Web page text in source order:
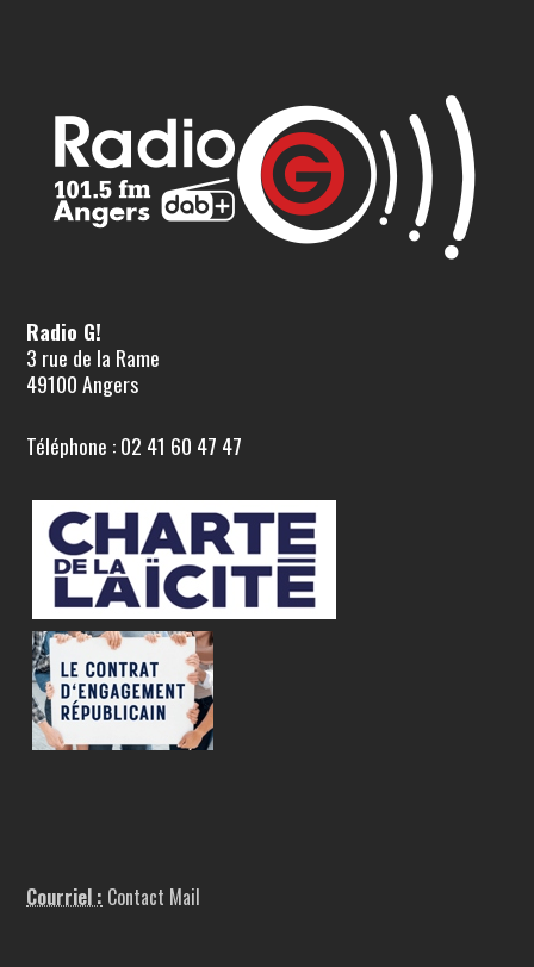
Radio G!
3 rue de la Rame
49100 Angers
Téléphone : 02 41 60 47 47
Courriel : Contact Mail